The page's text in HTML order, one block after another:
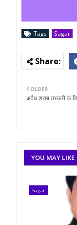
Tags Sagar
OLDER
अवैध शराब तस्करी के
YOU MAY LIKE
Sagar